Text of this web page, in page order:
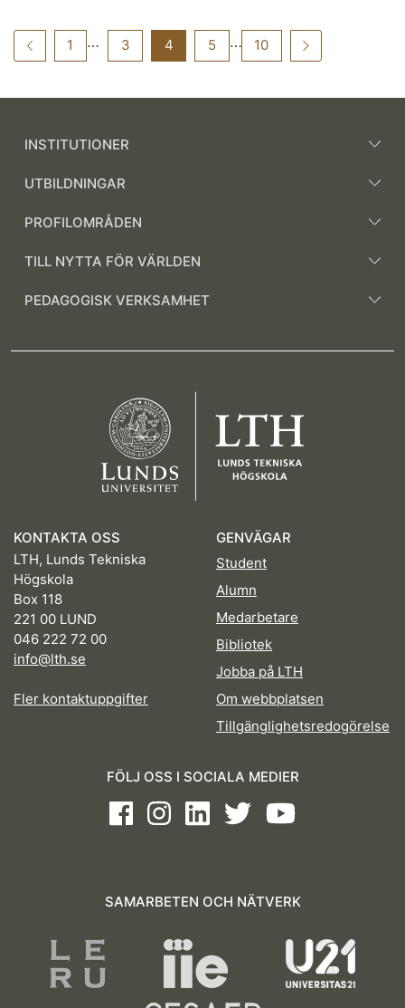
1 … 3 4 5 … 10
INSTITUTIONER
UTBILDNINGAR
PROFILOMRÅDEN
TILL NYTTA FÖR VÄRLDEN
PEDAGOGISK VERKSAMHET
KONTAKTA OSS
LTH, Lunds Tekniska
Högskola
Box 118
221 00 LUND
046 222 72 00
info@lth.se
Fler kontaktuppgifter
GENVÄGAR
Student
Alumn
Medarbetare
Bibliotek
Jobba på LTH
Om webbplatsen
Tillgänglighetsredogörelse
FÖLJ OSS I SOCIALA MEDIER
FacebookInstagramLinkedInTwitterYoutube
SAMARBETEN OCH NÄTVERK